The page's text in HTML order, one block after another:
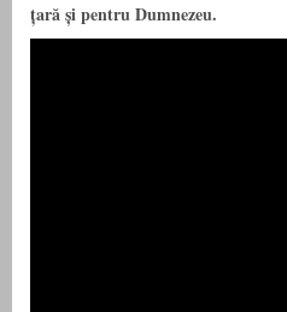
țară și pentru Dumnezeu.